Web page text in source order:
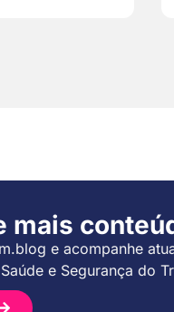
mais
e acompanhe
e Segurança do